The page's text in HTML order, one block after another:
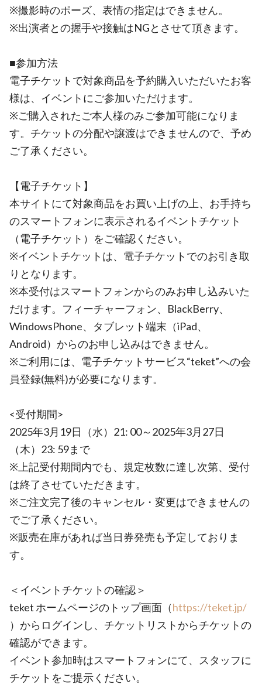
※撮影時のポーズ、表情の指定はできません。
※出演者との握手や接触はNGとさせて頂きます。
■参加方法
電子チケットで対象商品を予約購入いただいたお客
様は、イベントにご参加いただけます。
※ご購入されたご本人様のみご参加可能になりま
す。チケットの分配や譲渡はできませんので、予め
ご了承ください。
【電子チケット】
本サイトにて対象商品をお買い上げの上、お手持ち
のスマートフォンに表示されるイベントチケット
（電子チケット）をご確認ください。
※イベントチケットは、電子チケットでのお引き取
りとなります。
※本受付はスマートフォンからのみお申し込みいた
だけます。フィーチャーフォン、BlackBerry、
WindowsPhone、タブレット端末（iPad、
Android）からのお申し込みはできません。
※ご利用には、電子チケットサービス“teket”への会
員登録(無料)が必要になります。
<受付期間>
2025年3月19日（水）21: 00～2025年3月27日
（木）23: 59まで
※上記受付期間内でも、規定枚数に達し次第、受付
は終了させていただきます。
※ご注文完了後のキャンセル・変更はできませんの
でご了承ください。
※販売在庫があれば当日券発売も予定しておりま
す。
＜イベントチケットの確認＞
teket ホームページのトップ画面（https://teket.jp/
）からログインし、チケットリストからチケットの
確認ができます。
イベント参加時はスマートフォンにて、スタッフに
チケットをご提示ください。